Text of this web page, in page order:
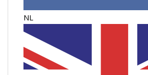
NL